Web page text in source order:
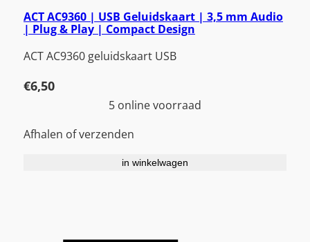
ACT AC9360 | USB Geluidskaart | 3,5 mm Audio
| Plug & Play | Compact Design
ACT AC9360 geluidskaart USB
€6,50
5 online voorraad
Afhalen of verzenden
in winkelwagen